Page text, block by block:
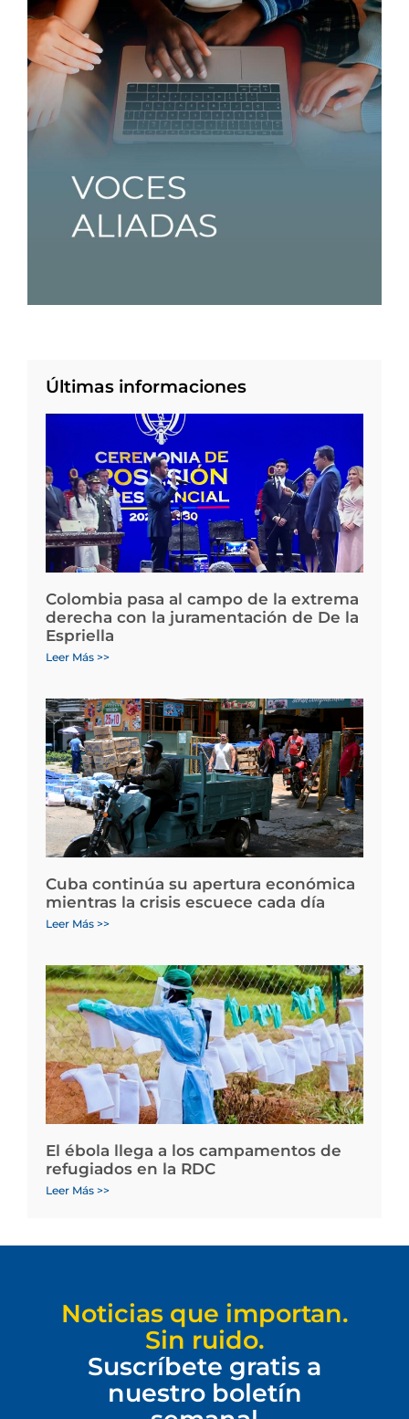
Últimas informaciones
Colombia pasa al campo de la extrema
derecha con la juramentación de De la
Espriella
Leer Más >>
Cuba continúa su apertura económica
mientras la crisis escuece cada día
Leer Más >>
El ébola llega a los campamentos de
refugiados en la RDC
Leer Más >>
Noticias que importan.
Sin ruido.
Suscríbete gratis a
nuestro boletín